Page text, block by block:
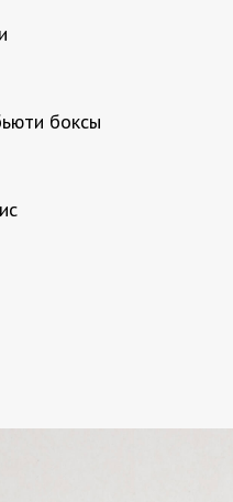
боксы